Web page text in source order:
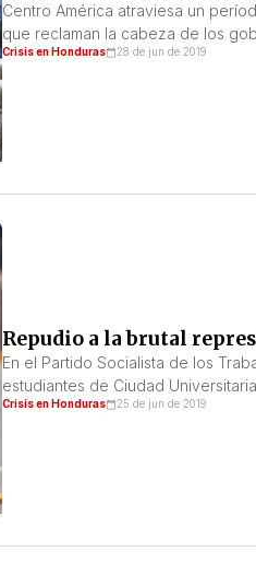
Centro América atraviesa un
que reclaman la cabeza de los
Crisis en Honduras 28 de jun de 2019
Repudio a la brutal
En el Partido Socialista de los
estudiantes de Ciudad
Crisis en Honduras 25 de jun de 2019